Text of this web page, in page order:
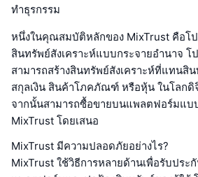
ทำธุรกรรม
หนึ่งในคุณสมบัติหลักของ MixTrust คือโ
สินทรัพย์สังเคราะห์แบบกระจายอำนาจ โ
สามารถสร้างสินทรัพย์สังเคราะห์ที่แทนสิ
สกุลเงิน สินค้าโภคภัณฑ์ หรือหุ้น ในโลกดิ
จากนั้นสามารถซื้อขายบนแพลตฟอร์มแบ
MixTrust โดยเสนอ
MixTrust มีความปลอดภัยอย่างไร?
MixTrust ใช้วิธีการหลายด้านเพื่อรับปร